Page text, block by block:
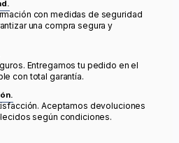
con medidas de seguridad
una compra segura y
Entregamos tu pedido en el
con total garantía.
Aceptamos devoluciones
según condiciones.